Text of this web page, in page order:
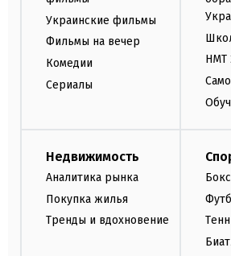
Украинские фильмы
Фильмы на вечер
Комедии
Сериалы
НМТ
Недвижимость
Аналитика рынка
Покупка жилья
Тренды и вдохновение
Бокс